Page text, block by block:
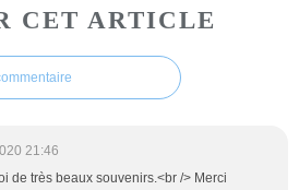
CET ARTICLE
21:46
de très beaux souvenirs.<br /> Merci